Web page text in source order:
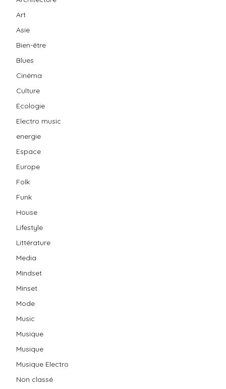
Art
Asie
Bien-être
Blues
Cinéma
Culture
Ecologie
Electro music
energie
Espace
Europe
Folk
Funk
House
Lifestyle
Littérature
Media
Mindset
Minset
Mode
Music
Musique
Musique
Musique Electro
Non classé